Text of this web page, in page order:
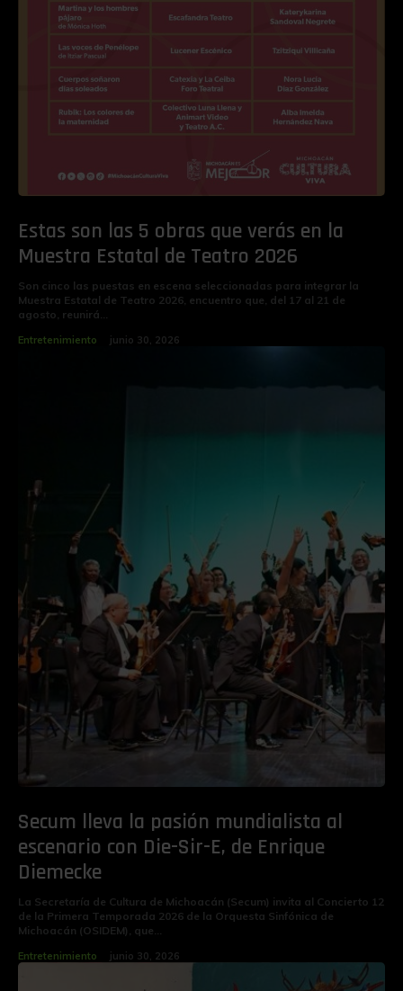
Estas son las 5 obras que verás en la
Muestra Estatal de Teatro 2026
Son cinco las puestas en escena seleccionadas para integrar la
Muestra Estatal de Teatro 2026, encuentro que, del 17 al 21 de
agosto, reunirá...
Entretenimiento junio 30, 2026
Secum lleva la pasión mundialista al
escenario con Die-Sir-E, de Enrique
Diemecke
La Secretaría de Cultura de Michoacán (Secum) invita al Concierto 12
de la Primera Temporada 2026 de la Orquesta Sinfónica de
Michoacán (OSIDEM), que...
Entretenimiento junio 30, 2026